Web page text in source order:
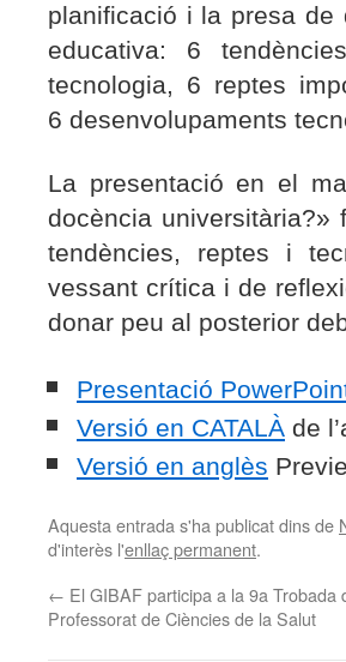
planificació i la presa
educativa: 6
tecnologia, 6 reptes
6 desenvolupaments
La presentació en el
docència universitària?»
tendències, reptes i
vessant crítica i de
donar peu al posterior
Presentació
Versió en CATALÀ de
Versió en anglès
Aquesta entrada s'ha publicat dins de
d'interès l'enllaç permanent.
← El GIBAF participa a la 9a Trobada
Professorat de Ciències de la Salut